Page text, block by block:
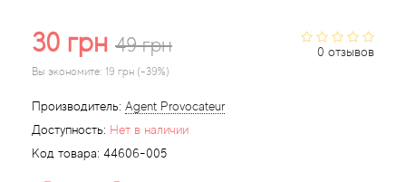
0 отзывов
30 грн 49 грн
Вы экономите: 19 грн (-39%)
Производитель: Agent Provocateur
Доступность: Нет в наличии
Код товара: 44606-005
Agatha Ruiz de la Prada
Agent Provocateur
Agonist